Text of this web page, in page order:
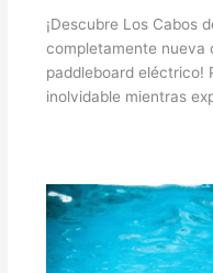
¡Descubre Los Cabos
completamente nueva
paddleboard eléctrico!
inolvidable mientras